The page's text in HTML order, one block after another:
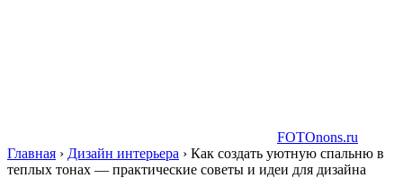
FOTOnons.ru
Главная › Дизайн интерьера › Как создать уютную спальню в
теплых тонах — практические советы и идеи для дизайна